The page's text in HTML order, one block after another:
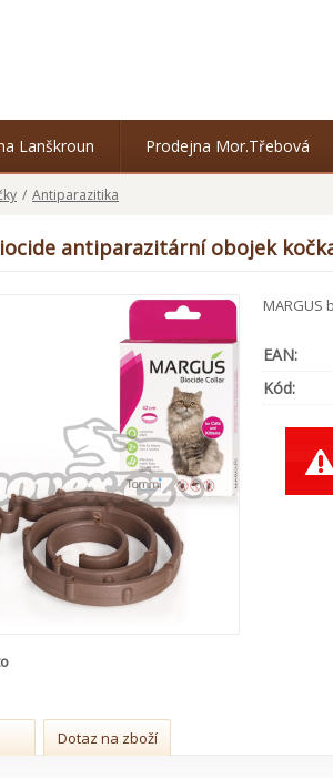
Lanškroun Prodejna Mor.Třebová
/ Antiparazitika
antiparazitární obojek
EAN:
Kód:
Dotaz na zboží